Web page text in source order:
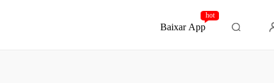
Baixar App
hot